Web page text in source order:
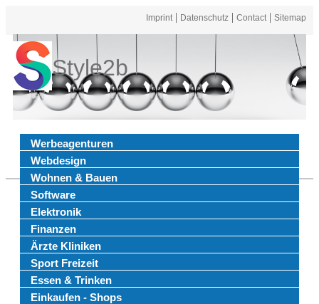
Imprint Datenschutz Contact Sitemap
Style2b
Werbeagenturen
Webdesign
Wohnen & Bauen
Software
Elektronik
Finanzen
Ärzte Kliniken
Sport Freizeit
Essen & Trinken
Einkaufen - Shops